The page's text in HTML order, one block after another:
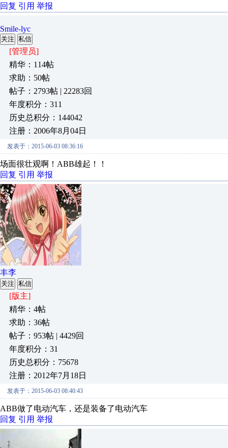
回复 引用 举报
Smile-lyc
关注 私信
[管理员]
精华：114帖
求助：50帖
帖子：2793帖 | 22283回
年度积分：311
历史总积分：144042
注册：2006年8月04日
发表于：2015-06-03 08:36:16
场面很壮观啊！ABB雄起！！
回复 引用 举报
丰李
关注 私信
[版主]
精华：4帖
求助：36帖
帖子：953帖 | 4429回
年度积分：31
历史总积分：75678
注册：2012年7月18日
发表于：2015-06-03 08:40:43
ABB做了电动汽车，还是装备了电动汽车
回复 引用 举报